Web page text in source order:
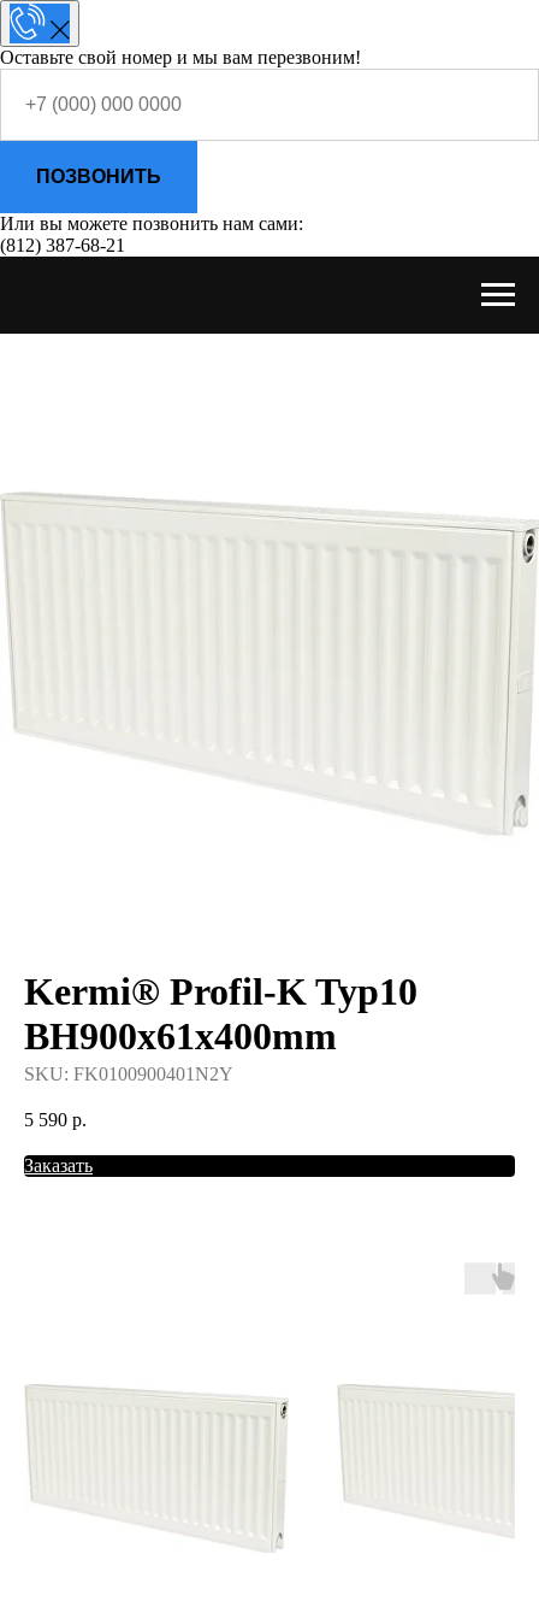
Оставьте свой номер и мы вам перезвоним!
ПОЗВОНИТЬ
Или вы можете позвонить нам сами:
(812) 387-68-21
Kermi® Profil-K Typ10
BH900x61x400mm
SKU: FK0100900401N2Y
5 590 р.
Заказать